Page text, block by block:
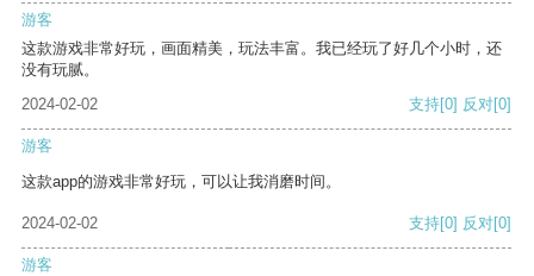
游客
这款游戏非常好玩，画面精美，玩法丰富。我已经玩了好几个小时，还
没有玩腻。
2024-02-02
支持[0] 反对[0]
游客
这款app的游戏非常好玩，可以让我消磨时间。
2024-02-02 支持[0] 反对[0]
游客